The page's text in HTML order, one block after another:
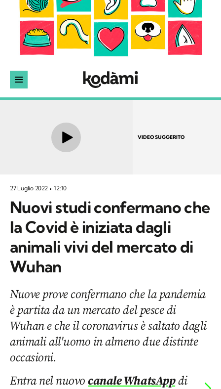
VIDEO SUGGERITO
27 Luglio 2022 12:10
Nuovi studi confermano che
la Covid è iniziata dagli
animali vivi del mercato di
Wuhan
Nuove prove confermano che la pandemia
è partita da un mercato del pesce di
Wuhan e che il coronavirus è saltato dagli
animali all'uomo in almeno due distinte
occasioni.
Entra nel nuovocanale WhatsAppdi